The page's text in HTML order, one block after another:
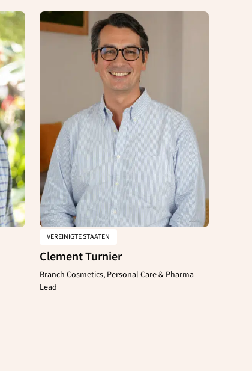
VEREINIGTE STAATEN
Clement Turnier
Branch Cosmetics, Personal Care & Pharma
Lead